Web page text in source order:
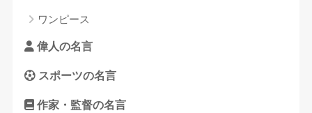
ワンピース
偉人の名言
スポーツの名言
作家・監督の名言